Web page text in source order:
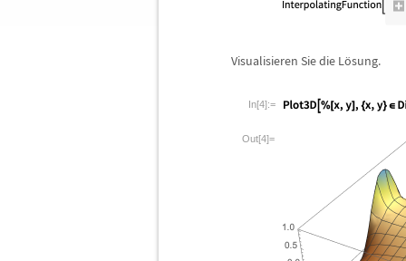
Visualisieren Sie die Lösung.
In[4]:=
Out[4]=